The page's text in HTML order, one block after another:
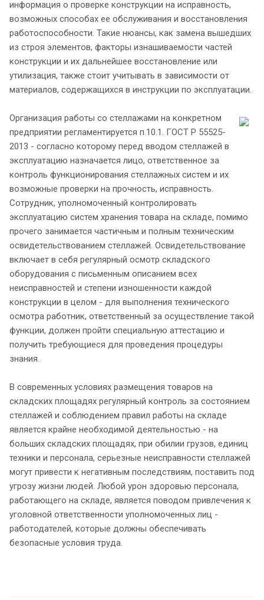
информация о проверке конструкции на исправность,
возможных способах ее обслуживания и восстановления
работоспособности. Такие нюансы, как замена вышедших
из строя элементов, факторы изнашиваемости частей
конструкции и их дальнейшее восстановление или
утилизация, также стоит учитывать в зависимости от
материалов, содержащихся в инструкции по эксплуатации.
Организация работы со стеллажами на конкретном
предприятии регламентируется п.10.1. ГОСТ Р 55525-
2013 - согласно которому перед вводом стеллажей в
эксплуатацию назначается лицо, ответственное за
контроль функционирования стеллажных систем и их
возможные проверки на прочность, исправность.
Сотрудник, уполномоченный контролировать
эксплуатацию систем хранения товара на складе, помимо
прочего занимается частичным и полным техническим
освидетельствованием стеллажей. Освидетельствование
включает в себя регулярный осмотр складского
оборудования с письменным описанием всех
неисправностей и степени изношенности каждой
конструкции в целом - для выполнения технического
осмотра работник, ответственный за осуществление такой
функции, должен пройти специальную аттестацию и
получить требующиеся для проведения процедуры
знания.
В современных условиях размещения товаров на
складских площадях регулярный контроль за состоянием
стеллажей и соблюдением правил работы на складе
является крайне необходимой деятельностью - на
больших складских площадях, при обилии грузов, единиц
техники и персонала, серьезные неисправности стеллажей
могут привести к негативным последствиям, поставить под
угрозу жизни людей. Любой урон здоровью персонала,
работающего на складе, является поводом привлечения к
уголовной ответственности уполномоченных лиц -
работодателей, которые должны обеспечивать
безопасные условия труда.